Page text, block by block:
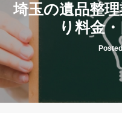
埼玉の遺品整
り料金